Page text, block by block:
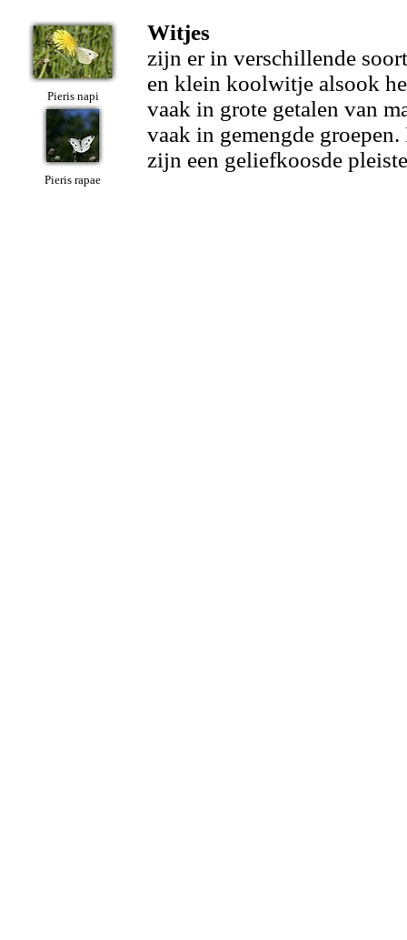
Pieris napi
Pieris rapae
Witjes
zijn er in verschillende
en klein koolwitje alsook
vaak in grote getalen van
vaak in gemengde
zijn een geliefkoosde